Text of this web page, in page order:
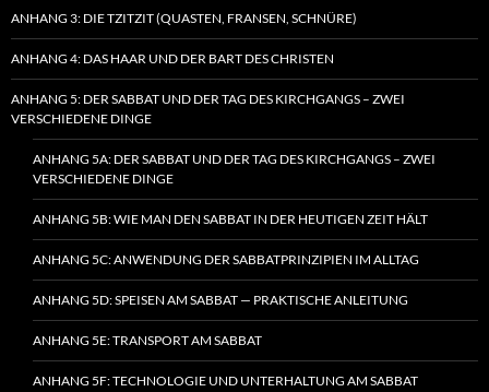
ANHANG 3: DIE TZITZIT (QUASTEN, FRANSEN, SCHNÜRE)
ANHANG 4: DAS HAAR UND DER BART DES CHRISTEN
ANHANG 5: DER SABBAT UND DER TAG DES KIRCHGANGS – ZWEI
VERSCHIEDENE DINGE
ANHANG 5A: DER SABBAT UND DER TAG DES KIRCHGANGS – ZWEI
VERSCHIEDENE DINGE
ANHANG 5B: WIE MAN DEN SABBAT IN DER HEUTIGEN ZEIT HÄLT
ANHANG 5C: ANWENDUNG DER SABBATPRINZIPIEN IM ALLTAG
ANHANG 5D: SPEISEN AM SABBAT — PRAKTISCHE ANLEITUNG
ANHANG 5E: TRANSPORT AM SABBAT
ANHANG 5F: TECHNOLOGIE UND UNTERHALTUNG AM SABBAT